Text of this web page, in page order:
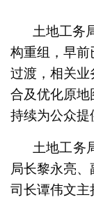
土地工务
构重组，早
过渡，相关
合及优化原地
持续为公众提
土地工务
局长黎永亮
司长谭伟文